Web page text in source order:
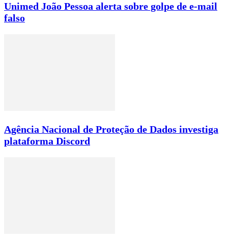
Unimed João Pessoa alerta sobre golpe de e-mail
falso
Agência Nacional de Proteção de Dados investiga
plataforma Discord